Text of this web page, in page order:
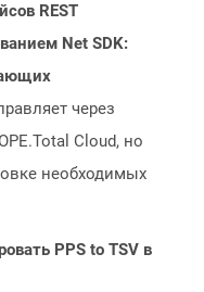
REST
Net SDK:
через
Cloud, но
необходимых
PPS to TSV в